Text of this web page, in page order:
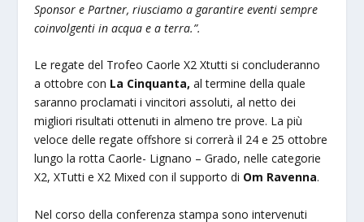
Sponsor e Partner, riusciamo a garantire eventi sempre
coinvolgenti in acqua e a terra.”.
Le regate del Trofeo Caorle X2 Xtutti si concluderanno
a ottobre con La Cinquanta, al termine della quale
saranno proclamati i vincitori assoluti, al netto dei
migliori risultati ottenuti in almeno tre prove. La più
veloce delle regate offshore si correrà il 24 e 25 ottobre
lungo la rotta Caorle- Lignano – Grado, nelle categorie
X2, XTutti e X2 Mixed con il supporto di Om Ravenna.
Nel corso della conferenza stampa sono intervenuti